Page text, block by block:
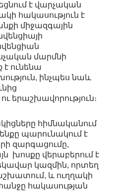
է վարչական
հակասություն է
միջազգային
մարմնի
ունենա
ինչպես նաև
երաշխավորություն։
հիմնականում
պարունակում է
զարգացումը,
խոսքը վերաբերում է
կազմին, որտեղ
և ուղղակի
հակասության